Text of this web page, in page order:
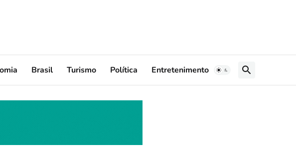
Brasil Turismo Política Entretenimento